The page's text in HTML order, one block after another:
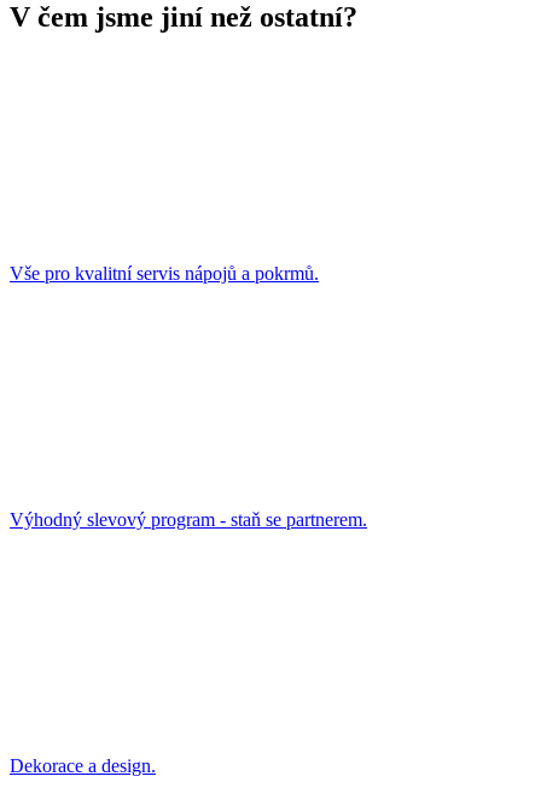
V čem jsme jiní než ostatní?
Vše pro kvalitní servis nápojů a pokrmů.
Výhodný slevový program - staň se partnerem.
Dekorace a design.